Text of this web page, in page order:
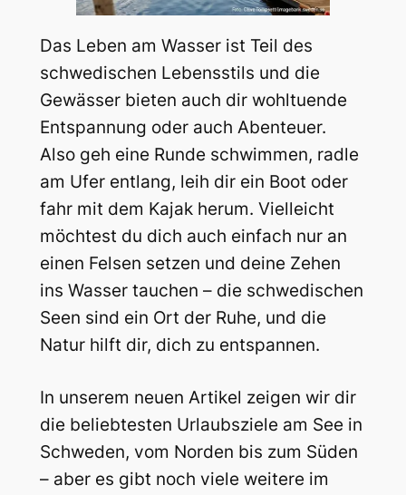
Das Leben am Wasser ist Teil des
schwedischen Lebensstils und die
Gewässer bieten auch dir wohltuende
Entspannung oder auch Abenteuer.
Also geh eine Runde schwimmen, radle
am Ufer entlang, leih dir ein Boot oder
fahr mit dem Kajak herum. Vielleicht
möchtest du dich auch einfach nur an
einen Felsen setzen und deine Zehen
ins Wasser tauchen – die schwedischen
Seen sind ein Ort der Ruhe, und die
Natur hilft dir, dich zu entspannen.
In unserem neuen Artikel zeigen wir dir
die beliebtesten Urlaubsziele am See in
Schweden, vom Norden bis zum Süden
– aber es gibt noch viele weitere im